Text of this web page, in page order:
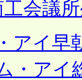
会議
アイ早
・アイ